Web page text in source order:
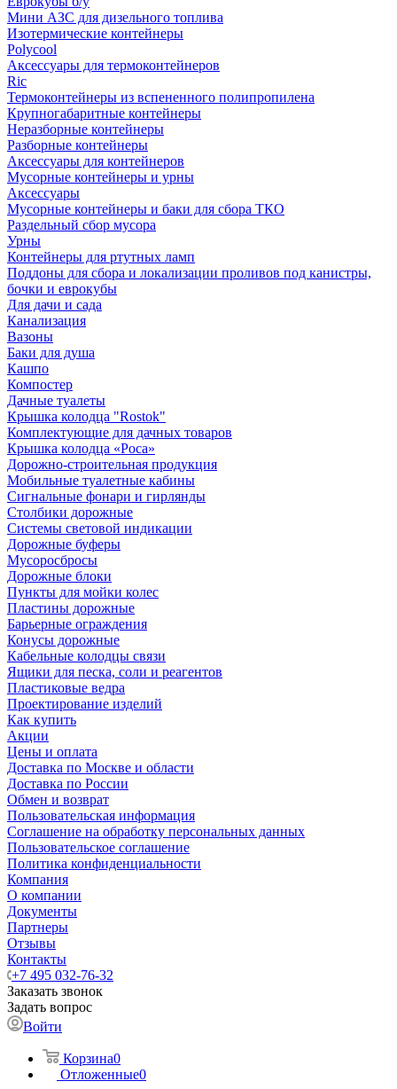
Мини АЗС для дизельного топлива
Изотермические контейнеры
Polycool
Аксессуары для термоконтейнеров
Ric
Термоконтейнеры из вспененного полипропилена
Крупногабаритные контейнеры
Неразборные контейнеры
Разборные контейнеры
Аксессуары для контейнеров
Мусорные контейнеры и урны
Аксессуары
Мусорные контейнеры и баки для сбора ТКО
Раздельный сбор мусора
Урны
Контейнеры для ртутных ламп
Поддоны для сбора и локализации проливов под канистры,
бочки и еврокубы
Для дачи и сада
Канализация
Вазоны
Баки для душа
Кашпо
Компостер
Дачные туалеты
Крышка колодца "Rostok"
Комплектующие для дачных товаров
Крышка колодца «Роса»
Дорожно-строительная продукция
Мобильные туалетные кабины
Сигнальные фонари и гирлянды
Столбики дорожные
Системы световой индикации
Дорожные буферы
Мусоросбросы
Дорожные блоки
Пункты для мойки колес
Пластины дорожные
Барьерные ограждения
Конусы дорожные
Кабельные колодцы связи
Ящики для песка, соли и реагентов
Пластиковые ведра
Проектирование изделий
Как купить
Акции
Цены и оплата
Доставка по Москве и области
Доставка по России
Обмен и возврат
Пользовательская информация
Соглашение на обработку персональных данных
Пользовательское соглашение
Политика конфиденциальности
Компания
О компании
Документы
Партнеры
Отзывы
Контакты
+7 495 032-76-32
Заказать звонок
Задать вопрос
Войти
Корзина0
Отложенные0